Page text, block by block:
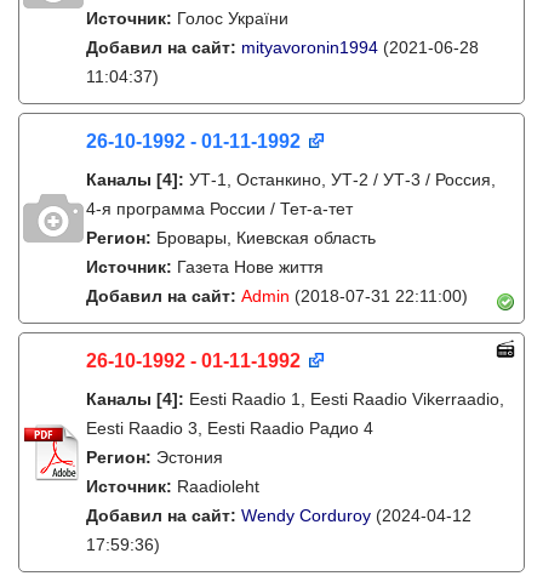
Источник: Голос України
Добавил на сайт: mityavoronin1994 (2021-06-28
11:04:37)
26-10-1992 - 01-11-1992
Каналы [4]: УТ-1, Останкино, УТ-2 / УТ-3 / Россия,
4-я программа России / Тет-а-тет
Регион: Бровары, Киевская область
Источник: Газета Нове життя
Добавил на сайт: Admin (2018-07-31 22:11:00)
26-10-1992 - 01-11-1992
Каналы [4]: Eesti Raadio 1, Eesti Raadio Vikerraadio,
Eesti Raadio 3, Eesti Raadio Радио 4
Регион: Эстония
Источник: Raadioleht
Добавил на сайт: Wendy Corduroy (2024-04-12
17:59:36)